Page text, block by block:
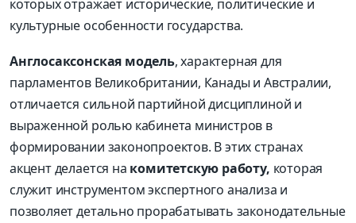
которых отражает исторические, политические и
культурные особенности государства.
Англосаксонская модель, характерная для
парламентов Великобритании, Канады и Австралии,
отличается сильной партийной дисциплиной и
выраженной ролью кабинета министров в
формировании законопроектов. В этих странах
акцент делается на комитетскую работу, которая
служит инструментом экспертного анализа и
позволяет детально прорабатывать законодательные